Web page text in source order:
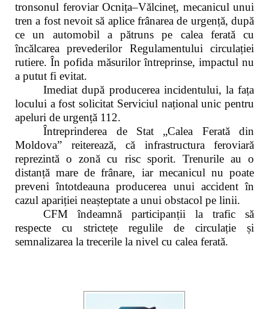
tronsonul feroviar Ocnița–Vălcineț, mecanicul unui
tren a fost nevoit să aplice frânarea de urgență, după
ce un automobil a pătruns pe calea ferată cu
încălcarea prevederilor Regulamentului circulației
rutiere. În pofida măsurilor întreprinse, impactul nu
a putut fi evitat.
Imediat după producerea incidentului, la fața
locului a fost solicitat Serviciul național unic pentru
apeluri de urgență 112.
Întreprinderea de Stat „Calea Ferată din
Moldova” reiterează, că infrastructura feroviară
reprezintă o zonă cu risc sporit. Trenurile au o
distanță mare de frânare, iar mecanicul nu poate
preveni întotdeauna producerea unui accident în
cazul apariției neașteptate a unui obstacol pe linii.
CFM îndeamnă participanții la trafic să
respecte cu strictețe regulile de circulație și
semnalizarea la trecerile la nivel cu calea ferată.